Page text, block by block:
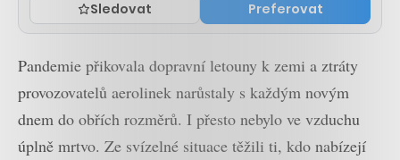
Sledovat Preferovat
Pandemie přikovala dopravní letouny k zemi a ztráty
provozovatelů aerolinek narůstaly s každým novým
dnem do obřích rozměrů. I přesto nebylo ve vzduchu
úplně mrtvo. Ze svízelné situace těžili ti, kdo nabízejí